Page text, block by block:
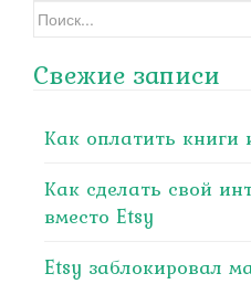
for:
Свежие записи
Как оплатить книги
Как сделать свой
вместо Etsy
Etsy заблокировал